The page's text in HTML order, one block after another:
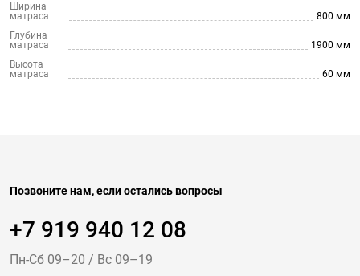
Ширина
матраса
800 мм
Глубина
матраса
1900 мм
Высота
матраса
60 мм
Позвоните нам, если остались вопросы
+7 919 940 12 08
Пн-Cб 09–20 / Вс 09–19